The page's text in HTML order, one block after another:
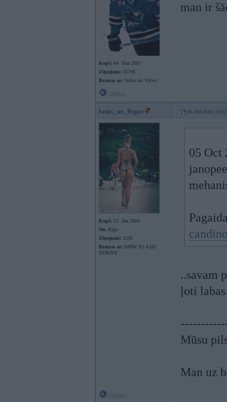
Kopš: 04. Mar 2007
Ziņojumi: 16796
Braucu ar: Volvo un Volvo
man ir
Janis_no_Rigas 05. Oct 2010, 10:22
Kopš: 15. Jan 2004
No: Rīga
Ziņojumi: 1245
Braucu ar: BMW X5 4,0D
XDRIVE
05 Oct
..savam
ļoti
Mūsu
Man uz